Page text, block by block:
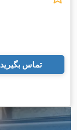
تماس بگیرید